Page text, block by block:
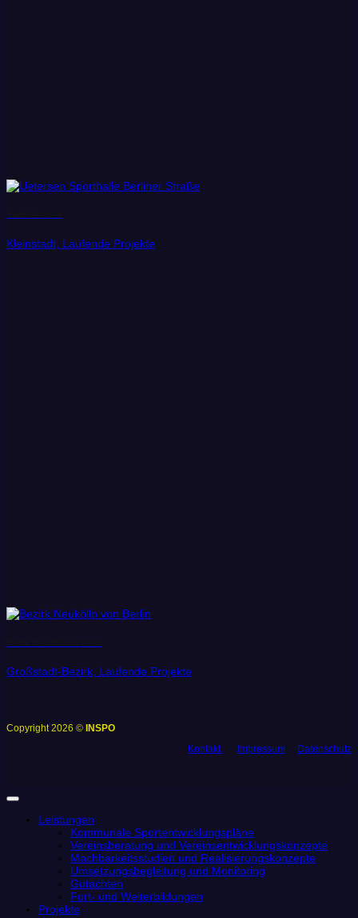
Kleinstadt, Laufende Projekte
Großstadt-Bezirk, Laufende Projekte
Copyright 2026 © INSPO
Kontakt
Impressum Datenschutz
Leistungen
Kommunale Sportentwicklungspläne
Vereinsberatung und Vereinsentwicklungskonzepte
Machbarkeitsstudien und Realisierungskonzepte
Umsetzungsbegleitung und Monitoring
Gutachten
Fort- und Weiterbildungen
Projekte